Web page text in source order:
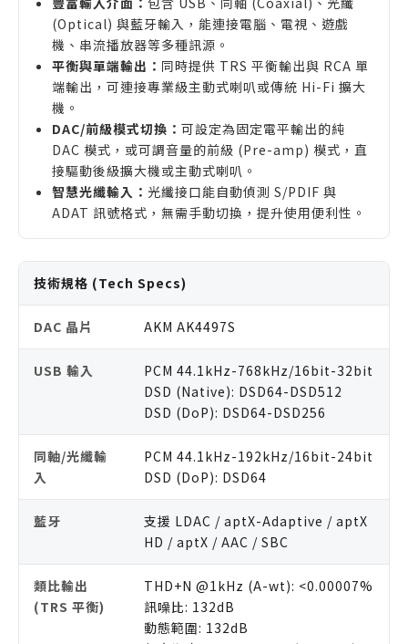
(Optical) 與藍牙輸入，能連接電腦、電視、遊戲
機、串流播放器等多種訊源。
平衡與單端輸出： 同時提供 TRS 平衡輸出與 RCA 單
端輸出，可連接專業級主動式喇叭或傳統 Hi-Fi 擴大
機。
DAC/前級模式切換： 可設定為固定電平輸出的純
DAC 模式，或可調音量的前級 (Pre-amp) 模式，直
接驅動後級擴大機或主動式喇叭。
智慧光纖輸入： 光纖接口能自動偵測 S/PDIF 與
ADAT 訊號格式，無需手動切換，提升使用便利性。
技術規格 (Tech Specs)
DAC 晶片 AKM AK4497S
USB 輸入
PCM 44.1kHz-768kHz/16bit-32bit
DSD (Native): DSD64-DSD512
DSD (DoP): DSD64-DSD256
同軸/光纖輸
入
PCM 44.1kHz-192kHz/16bit-24bit
DSD (DoP): DSD64
藍牙
支援 LDAC / aptX-Adaptive / aptX
HD / aptX / AAC / SBC
類比輸出
(TRS 平衡)
THD+N @1kHz (A-wt): <0.00007%
訊噪比: 132dB
動態範圍: 132dB